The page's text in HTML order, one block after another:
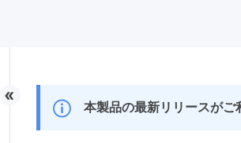
本製品の最新リリースがご